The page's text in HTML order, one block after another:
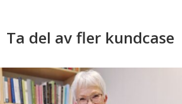
Ta del av fler kundcase